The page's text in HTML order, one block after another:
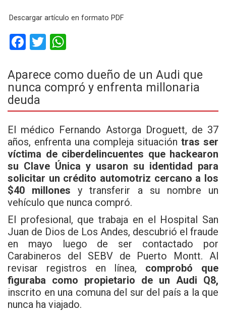
Descargar artículo en formato PDF
F
ce
b
o
o
k
T
tt
er
at
s
A
p
p
Aparece como dueño de un Audi que
nunca compró y enfrenta millonaria
deuda
El médico Fernando Astorga Droguett, de 37
años, enfrenta una compleja situacióntras ser
víctima de ciberdelincuentes que hackearon
su Clave Única y usaron su identidad para
solicitar un crédito automotriz cercano a los
$40 millones y transferir a su nombre un
vehículo que nunca compró.
El profesional, que trabaja en el Hospital San
Juan de Dios de Los Andes, descubrió el fraude
en mayo luego de ser contactado por
Carabineros del SEBV de Puerto Montt. Al
revisar registros en línea, comprobó que
figuraba como propietario de un Audi Q8,
inscrito en una comuna del sur del país a la que
nunca ha viajado.